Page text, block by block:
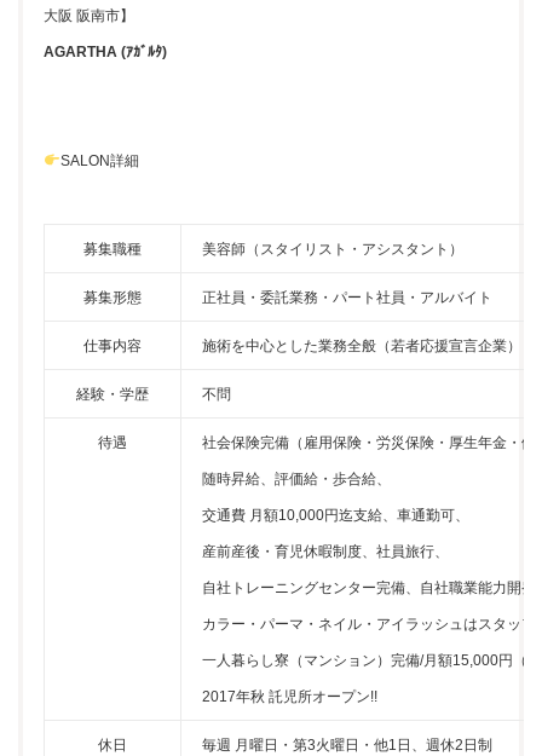
大阪 阪南市】
AGARTHA (ｱｶﾞﾙﾀ)
SALON詳細
募集職種 美容師（スタイリスト・アシスタント）
募集形態 正社員・委託業務・パート社員・アルバイト
仕事内容 施術を中心とした業務全般（若者応援宣言企業）
経験・学歴 不問
待遇 社会保険完備（雇用保険・労災保険・厚生年金・健
随時昇給、評価給・歩合給、
交通費 月額10,000円迄支給、車通勤可、
産前産後・育児休暇制度、社員旅行、
自社トレーニングセンター完備、自社職業能力開
カラー・パーマ・ネイル・アイラッシュはスタッ
一人暮らし寮（マンション）完備/月額15,000円（
2017年秋 託児所オープン!!
休日 毎週 月曜日・第3火曜日・他1日、週休2日制